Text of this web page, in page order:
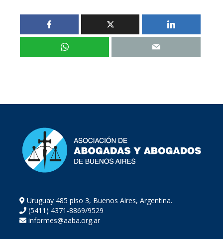
Uruguay 485 piso 3, Buenos Aires, Argentina.
(5411) 4371-8869/9529
informes@aaba.org.ar